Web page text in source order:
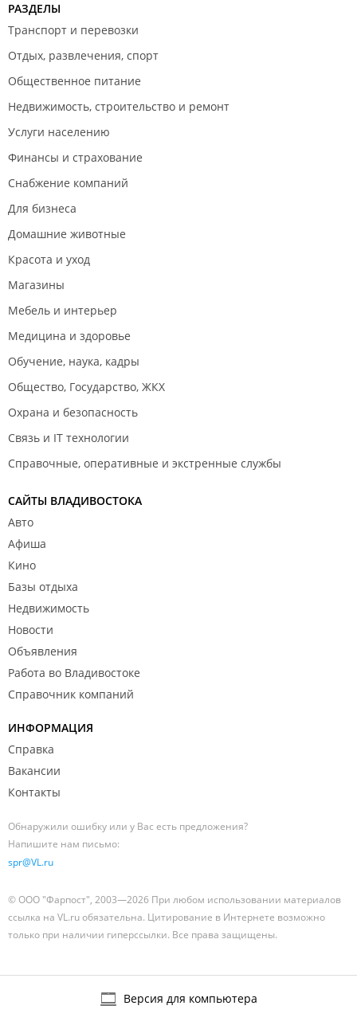
РАЗДЕЛЫ
Транспорт и перевозки
Отдых, развлечения, спорт
Общественное питание
Недвижимость, строительство и ремонт
Услуги населению
Финансы и страхование
Снабжение компаний
Для бизнеса
Домашние животные
Красота и уход
Магазины
Мебель и интерьер
Медицина и здоровье
Обучение, наука, кадры
Общество, Государство, ЖКХ
Охрана и безопасность
Связь и IT технологии
Справочные, оперативные и экстренные службы
САЙТЫ ВЛАДИВОСТОКА
Авто
Афиша
Кино
Базы отдыха
Недвижимость
Новости
Объявления
Работа во Владивостоке
Справочник компаний
ИНФОРМАЦИЯ
Справка
Вакансии
Контакты
Обнаружили ошибку или у Вас есть предложения?
Напишите нам письмо:
spr@VL.ru
© ООО "Фарпост", 2003—2026 При любом использовании материалов
ссылка на VL.ru обязательна. Цитирование в Интернете возможно
только при наличии гиперссылки. Все права защищены.
Версия для компьютера